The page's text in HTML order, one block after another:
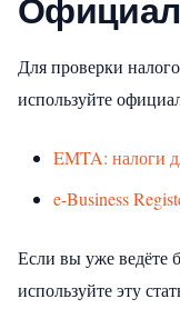
Для проверки
используйте
EMTA: налоги
e-Business
Если вы уже ведёте
используйте эту